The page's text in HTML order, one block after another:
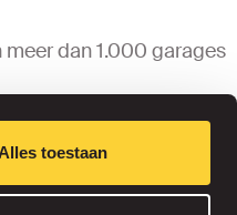
toestaan
meer dan 1.000 garages